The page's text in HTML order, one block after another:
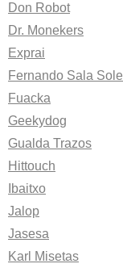
Don Robot
Dr. Monekers
Exprai
Fernando Sala
Fuacka
Geekydog
Gualda Trazos
Hittouch
Ibaitxo
Jalop
Jasesa
Karl Misetas